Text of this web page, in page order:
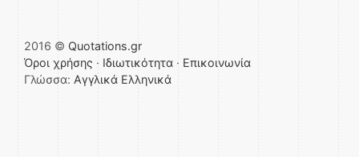
2016 © Quotations.gr
Όροι χρήσης · Ιδιωτικότητα · Επικοινωνία
Γλώσσα: Αγγλικά Ελληνικά